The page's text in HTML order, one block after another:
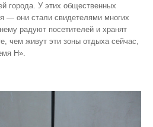
города. У этих общественных
— они стали свидетелями многих
радуют посетителей и хранят
чем живут эти зоны отдыха сейчас,
Н».